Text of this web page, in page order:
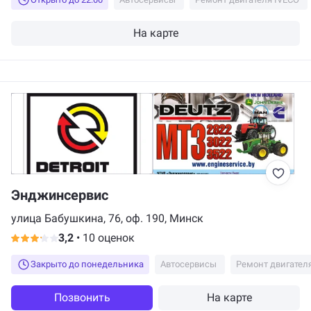
чем дело. К слову, оказалось, что периодически глючили
На карте
Энджинсервис
улица Бабушкина, 76, оф. 190, Минск
3,2 • 10 оценок
Закрыто до понедельника Автосервисы Ремонт
Позвонить На карте